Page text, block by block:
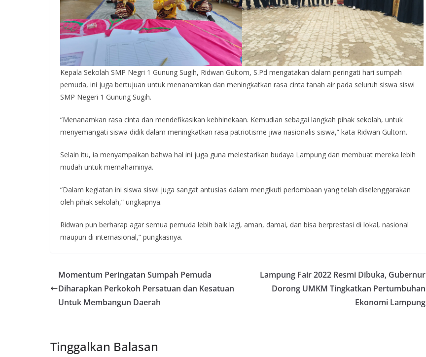
Kepala Sekolah SMP Negri 1 Gunung Sugih, Ridwan Gultom, S.Pd mengatakan dalam peringati hari sumpah
pemuda, ini juga bertujuan untuk menanamkan dan meningkatkan rasa cinta tanah air pada seluruh siswa siswi
SMP Negeri 1 Gunung Sugih.
“Menanamkan rasa cinta dan mendefikasikan kebhinekaan. Kemudian sebagai langkah pihak sekolah, untuk
menyemangati siswa didik dalam meningkatkan rasa patriotisme jiwa nasionalis siswa,” kata Ridwan Gultom.
Selain itu, ia menyampaikan bahwa hal ini juga guna melestarikan budaya Lampung dan membuat mereka lebih
mudah untuk memahaminya.
“Dalam kegiatan ini siswa siswi juga sangat antusias dalam mengikuti perlombaan yang telah diselenggarakan
oleh pihak sekolah,” ungkapnya.
Ridwan pun berharap agar semua pemuda lebih baik lagi, aman, damai, dan bisa berprestasi di lokal, nasional
maupun di internasional,” pungkasnya.
Momentum Peringatan Sumpah Pemuda
Diharapkan Perkokoh Persatuan dan Kesatuan
Untuk Membangun Daerah
Lampung Fair 2022 Resmi Dibuka, Gubernur
Dorong UMKM Tingkatkan Pertumbuhan
Ekonomi Lampung
Tinggalkan Balasan